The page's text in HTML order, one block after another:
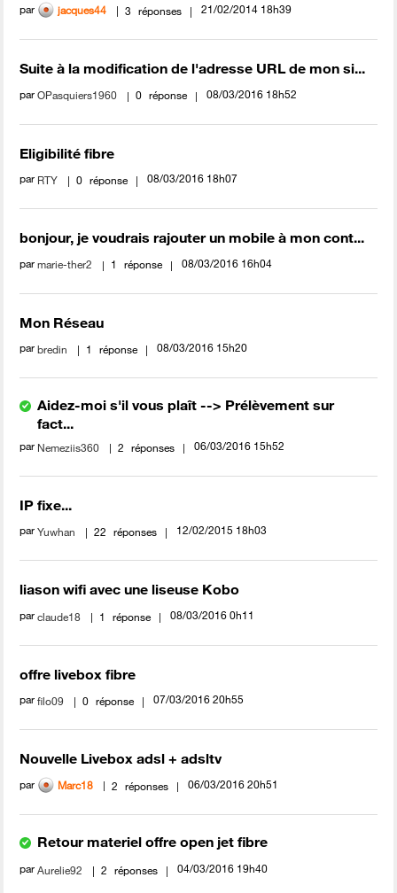
par jacques44 3 réponses ‎21/02/2014 18h39
Suite à la modification de l'adresse URL de mon si...
parOPasquiers1960 0 réponse ‎08/03/2016 18h52
Eligibilité fibre
par RTY 0 réponse ‎08/03/2016 18h07
bonjour, je voudrais rajouter un mobile à mon cont...
parmarie-ther2 1 réponse ‎08/03/2016 16h04
Mon Réseau
parbredin 1 réponse ‎08/03/2016 15h20
Aidez-moi s'il vous plaît --> Prélèvement sur
fact...
par Nemeziis360 2 réponses ‎06/03/2016 15h52
IP fixe...
parYuwhan 22 réponses ‎12/02/2015 18h03
liason wifi avec une liseuse Kobo
parclaude18 1 réponse ‎08/03/2016 0h11
offre livebox fibre
parfilo09 0 réponse ‎07/03/2016 20h55
Nouvelle Livebox adsl + adsltv
par Marc18 2 réponses ‎06/03/2016 20h51
Retour materiel offre open jet fibre
parAurelie92 2 réponses ‎04/03/2016 19h40